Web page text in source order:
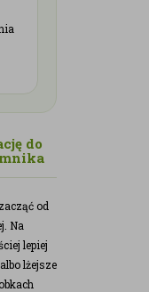
do
od
Na
lepiej
lżejsze